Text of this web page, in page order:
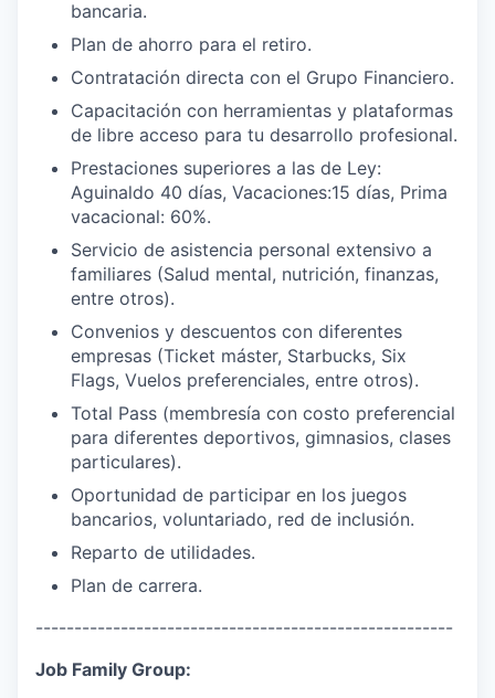
bancaria.
Plan de ahorro para el retiro.
Contratación directa con el Grupo Financiero.
Capacitación con herramientas y plataformas
de libre acceso para tu desarrollo profesional.
Prestaciones superiores a las de Ley:
Aguinaldo 40 días, Vacaciones:15 días, Prima
vacacional: 60%.
Servicio de asistencia personal extensivo a
familiares (Salud mental, nutrición, finanzas,
entre otros).
Convenios y descuentos con diferentes
empresas (Ticket máster, Starbucks, Six
Flags, Vuelos preferenciales, entre otros).
Total Pass (membresía con costo preferencial
para diferentes deportivos, gimnasios, clases
particulares).
Oportunidad de participar en los juegos
bancarios, voluntariado, red de inclusión.
Reparto de utilidades.
Plan de carrera.
------------------------------------------------------
Job Family Group: